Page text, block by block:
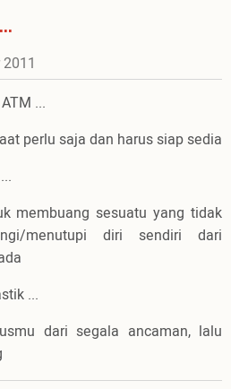
...
perlu saja dan harus siap sedia
membuang sesuatu yang tidak
menutupi diri sendiri dari
...
dari segala ancaman, lalu